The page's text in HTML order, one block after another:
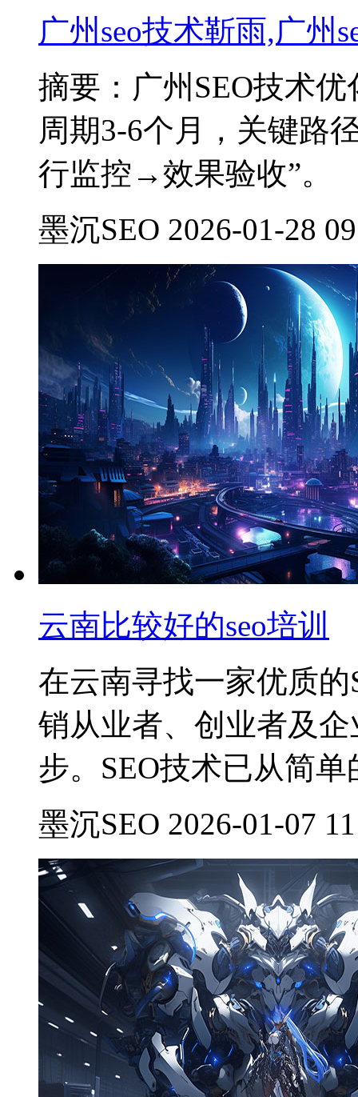
广州seo技术靳雨,广州
摘要：广州SEO技术
周期3-6个月，关键路
行监控→效果验收”。
墨沉SEO 2026-01-28
云南比较好的seo培训
在云南寻找一家优质
销从业者、创业者及
步。SEO技术已从简
墨沉SEO 2026-01-07